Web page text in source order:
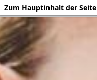
Zum Hauptinhalt der Seite